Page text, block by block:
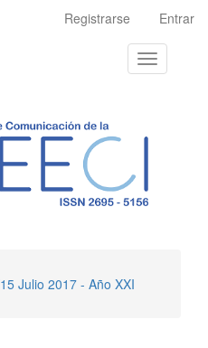
Registrarse Entrar
Toggle
navigation
Julio 2017 - Año XXI